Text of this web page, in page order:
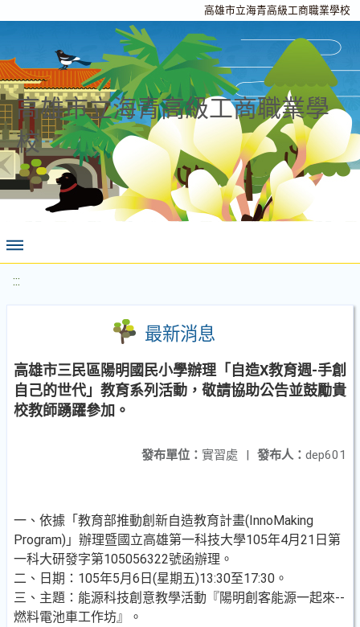
高雄市立海青高級工商職業學校
高雄市立海青高級工商職業學
校
:::
最新消息
高雄市三民區陽明國民小學辦理「自造X教育週-手創
自己的世代」教育系列活動，敬請協助公告並鼓勵貴
校教師踴躍參加。
發布人： dep601
發布單位： 實習處 |
一、依據「教育部推動創新自造教育計畫(InnoMaking
Program)」辦理暨國立高雄第一科技大學105年4月21日第
一科大研發字第105056322號函辦理。
二、日期：105年5月6日(星期五)13:30至17:30。
三、主題：能源科技創意教學活動『陽明創客能源一起來--
燃料電池車工作坊』。